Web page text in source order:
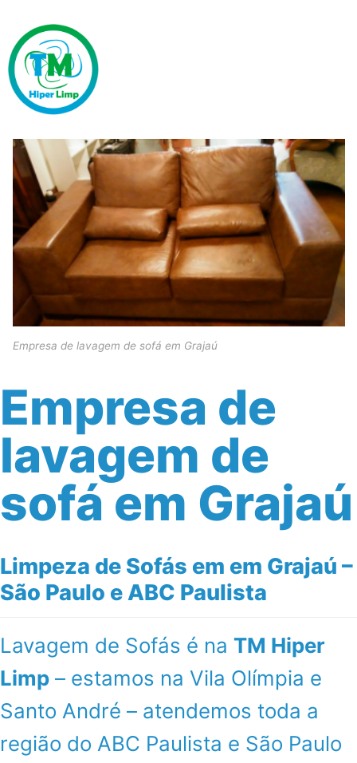
Empresa de lavagem de sofá em Grajaú
Empresa de
lavagem de
sofá em Grajaú
Limpeza de Sofás em em Grajaú –
São Paulo e ABC Paulista
Lavagem de Sofás é na TM Hiper
Limp – estamos na Vila Olímpia e
Santo André – atendemos toda a
região do ABC Paulista e São Paulo